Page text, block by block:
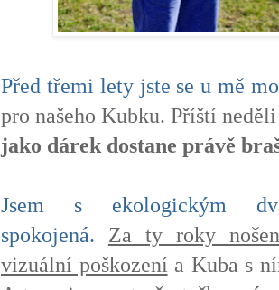
Před třemi lety jste se u mě
pro našeho Kubku. Příští
jako dárek dostane právě
Jsem s ekologickým
spokojená.
Za ty roky
vizuální poškozenía Kuba s